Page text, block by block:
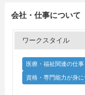
会社・仕事について
ワークスタイル
医療・福祉関連の仕事
資格・専門能力が身